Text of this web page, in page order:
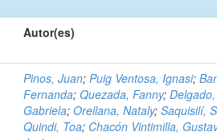
Autor(es)
Pinos, Juan;Puig Ventosa, Ignasi;
Fernanda;Quezada, Fanny;Delgado,
Gabriela;Orellana, Nataly;Saquisilí,
Quindi, Toa; Chacón Vintimilla,